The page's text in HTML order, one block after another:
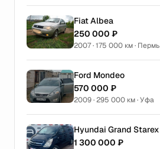
Fiat Albea
250 000 ₽
2007 · 175 000 км · Пермь
Ford Mondeo
570 000 ₽
2009 · 295 000 км · Уфа
Hyundai Grand Starex
1 300 000 ₽